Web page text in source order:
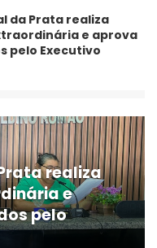
da Prata realiza
e aprova
pelo Executivo
realiza
e
pelo